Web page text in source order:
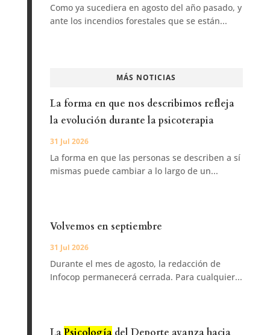
Como ya sucediera en agosto del año pasado, y
ante los incendios forestales que se están...
MÁS NOTICIAS
La forma en que nos describimos refleja
la evolución durante la psicoterapia
31 Jul 2026
La forma en que las personas se describen a sí
mismas puede cambiar a lo largo de un...
Volvemos en septiembre
31 Jul 2026
Durante el mes de agosto, la redacción de
Infocop permanecerá cerrada. Para cualquier...